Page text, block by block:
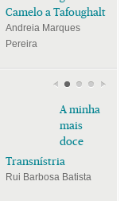
Camelo a Tafoughalt
Andreia Marques
Pereira
A minha
mais
doce
Transnístria
Rui Barbosa Batista